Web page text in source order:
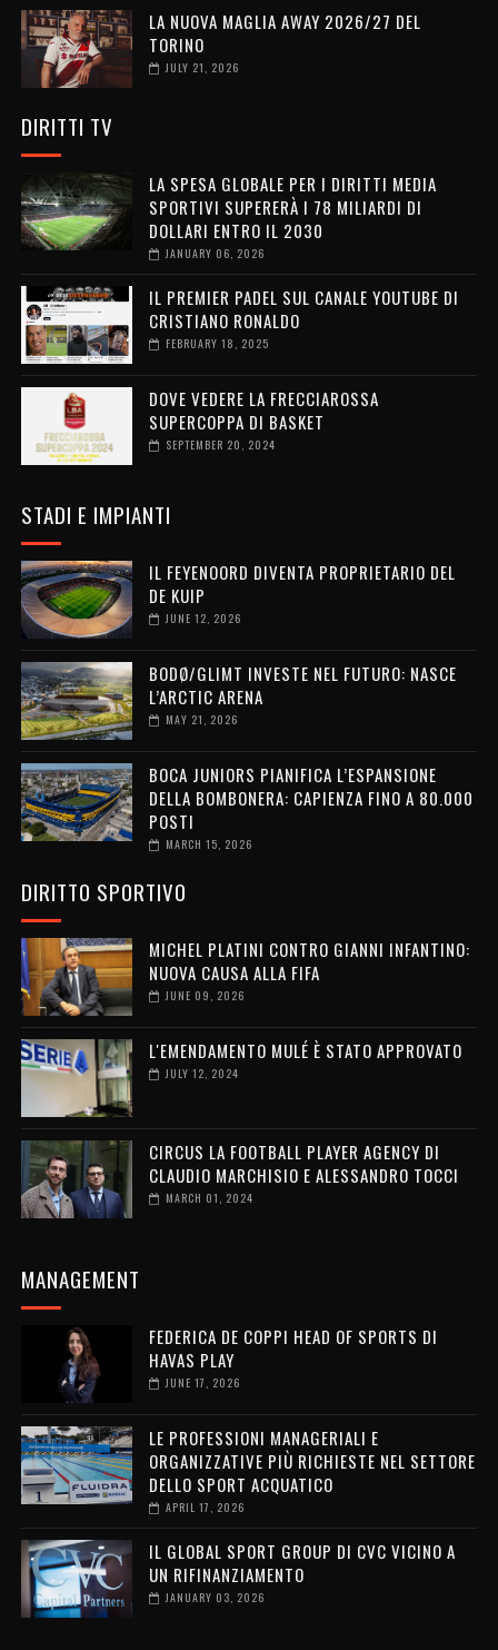
LA NUOVA MAGLIA AWAY 2026/27 DEL
TORINO
JULY 21, 2026
DIRITTI TV
LA SPESA GLOBALE PER I DIRITTI MEDIA
SPORTIVI SUPERERÀ I 78 MILIARDI DI
DOLLARI ENTRO IL 2030
JANUARY 06, 2026
IL PREMIER PADEL SUL CANALE YOUTUBE DI
CRISTIANO RONALDO
FEBRUARY 18, 2025
DOVE VEDERE LA FRECCIAROSSA
SUPERCOPPA DI BASKET
SEPTEMBER 20, 2024
STADI E IMPIANTI
IL FEYENOORD DIVENTA PROPRIETARIO DEL
DE KUIP
JUNE 12, 2026
BODØ/GLIMT INVESTE NEL FUTURO: NASCE
L’ARCTIC ARENA
MAY 21, 2026
BOCA JUNIORS PIANIFICA L’ESPANSIONE
DELLA BOMBONERA: CAPIENZA FINO A 80.000
POSTI
MARCH 15, 2026
DIRITTO SPORTIVO
MICHEL PLATINI CONTRO GIANNI INFANTINO:
NUOVA CAUSA ALLA FIFA
JUNE 09, 2026
L'EMENDAMENTO MULÉ È STATO APPROVATO
JULY 12, 2024
CIRCUS LA FOOTBALL PLAYER AGENCY DI
CLAUDIO MARCHISIO E ALESSANDRO TOCCI
MARCH 01, 2024
MANAGEMENT
FEDERICA DE COPPI HEAD OF SPORTS DI
HAVAS PLAY
JUNE 17, 2026
LE PROFESSIONI MANAGERIALI E
ORGANIZZATIVE PIÙ RICHIESTE NEL SETTORE
DELLO SPORT ACQUATICO
APRIL 17, 2026
IL GLOBAL SPORT GROUP DI CVC VICINO A
UN RIFINANZIAMENTO
JANUARY 03, 2026